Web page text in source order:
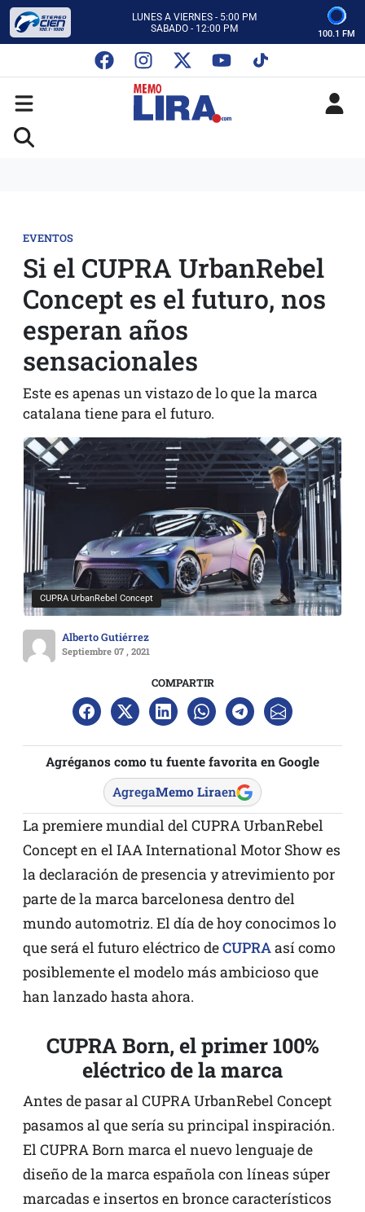
LUNES A VIERNES - 5:00 PM
SABADO - 12:00 PM
CON MEMO LIRA Y SU EQUIPO
LUNES A VIERNES - 5:00 PM
SABADO - 12:00 PM
100.1 FM
EVENTOS
Si el CUPRA UrbanRebel
Concept es el futuro, nos
esperan años
sensacionales
Este es apenas un vistazo de lo que la marca
catalana tiene para el futuro.
CUPRA UrbanRebel Concept
Alberto Gutiérrez
Septiembre 07 , 2021
COMPARTIR
Agréganos como tu fuente favorita en Google
AgregaMemo Liraen
La premiere mundial del CUPRA UrbanRebel
Concept en el IAA International Motor Show es
la declaración de presencia y atrevimiento por
parte de la marca barcelonesa dentro del
mundo automotriz. El día de hoy conocimos lo
que será el futuro eléctrico deCUPRAasí como
posiblemente el modelo más ambicioso que
han lanzado hasta ahora.
CUPRA Born, el primer 100%
eléctrico de la marca
Antes de pasar al CUPRA UrbanRebel Concept
pasamos al que sería su principal inspiración.
El CUPRA Born marca el nuevo lenguaje de
diseño de la marca española con líneas súper
marcadas e insertos en bronce característicos